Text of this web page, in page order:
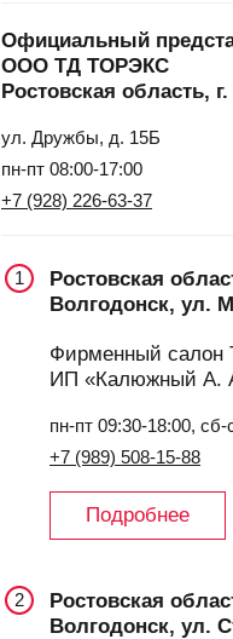
Официальный
ООО ТД ТОРЭКС
Ростовская область,
ул. Дружбы, д. 15Б
пн-пт 08:00-17:00
+7 (928) 226-63-37
1
Ростовская
Волгодонск, ул.
Фирменный салон
ИП «Калюжный А.
пн-пт 09:30-18:00,
+7 (989) 508-15-88
Подробнее
2
Ростовская
Волгодонск, ул.